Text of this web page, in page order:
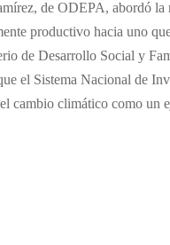
de ODEPA, abordó la
productivo hacia uno
de Desarrollo Social y
el Sistema Nacional de
cambio climático como un